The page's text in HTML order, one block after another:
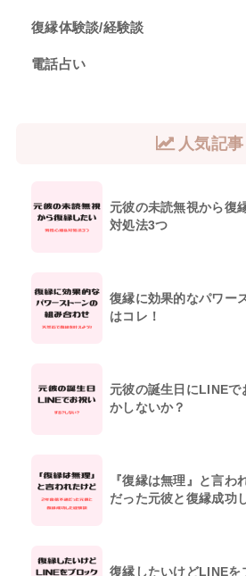
復縁体験談/経験談
電話占い
人気記事
元彼の未読無視から復
対処法3つ
復縁に効果的なパワー
はコレ！
元彼の誕生日にLINEで
かしないか？
『復縁は無理』と言わ
だった元彼と復縁成功
復縁したいけどLINEを